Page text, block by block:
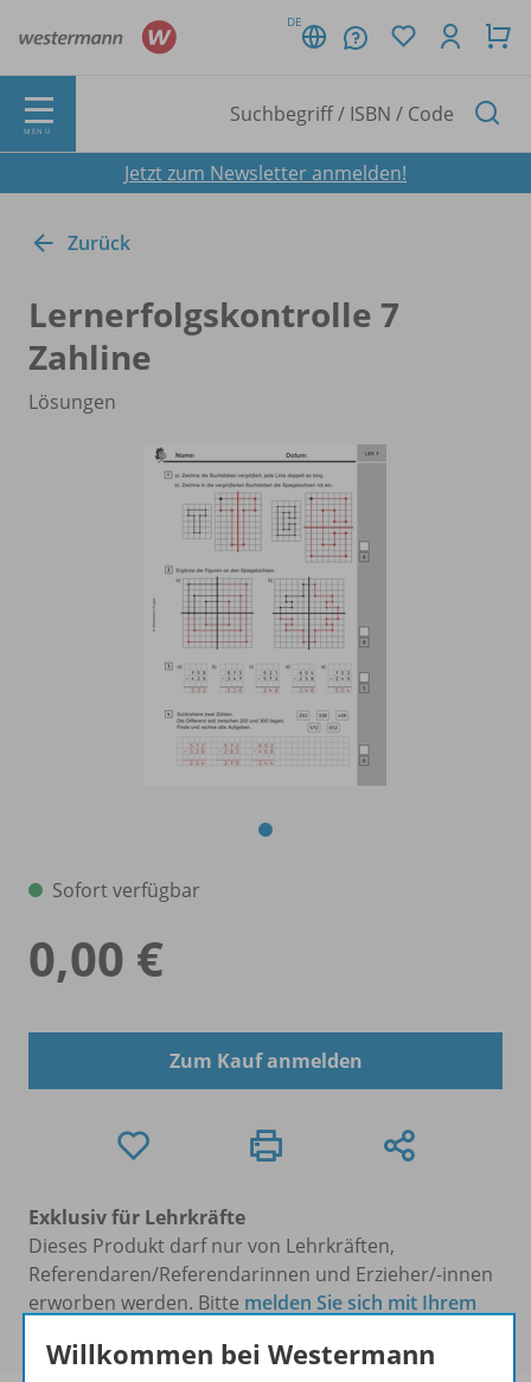
DE
MENÜ
Jetzt zum Newsletter anmelden!
Zurück
Lernerfolgskontrolle 7
Zahline
Lösungen
Sofort verfügbar
0,00 €
Zum Kauf anmelden
Exklusiv für Lehrkräfte
Dieses Produkt darf nur von Lehrkräften,
Referendaren/Referendarinnen und Erzieher/-innen
erworben werden. Bitte melden Sie sich mit Ihrem
Willkommen bei Westermann